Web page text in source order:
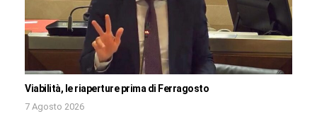
Viabilità, le riaperture prima di Ferragosto
7 Agosto 2026